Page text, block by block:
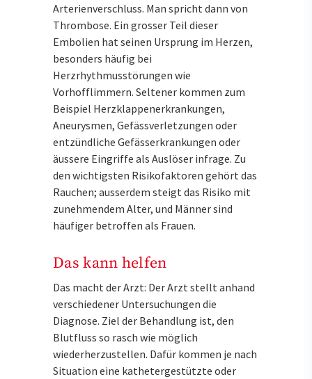
Arterienverschluss. Man spricht dann von
Thrombose. Ein grosser Teil dieser
Embolien hat seinen Ursprung im Herzen,
besonders häufig bei
Herzrhythmusstörungen wie
Vorhofflimmern. Seltener kommen zum
Beispiel Herzklappenerkrankungen,
Aneurysmen, Gefässverletzungen oder
entzündliche Gefässerkrankungen oder
äussere Eingriffe als Auslöser infrage. Zu
den wichtigsten Risikofaktoren gehört das
Rauchen; ausserdem steigt das Risiko mit
zunehmendem Alter, und Männer sind
häufiger betroffen als Frauen.
Das kann helfen
Das macht der Arzt: Der Arzt stellt anhand
verschiedener Untersuchungen die
Diagnose. Ziel der Behandlung ist, den
Blutfluss so rasch wie möglich
wiederherzustellen. Dafür kommen je nach
Situation eine kathetergestützte oder